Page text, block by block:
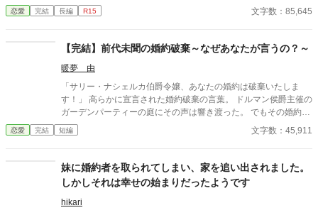
に服すことなく新しい母が連れて来られた。彼女の隣には不思議
なことに父によく似た女の子が立っていた。私とあまり変わらな
ぶようにと言われた。 そして、私が14歳の時、突然謎の病を発症
した。 母と同じ原因も治療法も不明の病。母と同じ症状が出始め
た時に、この病は遺伝だったのかもしれないと言われた。それは
私が社交界デビューするはずの年だった。 私は社交界デビューす
ることは叶わず、そのまま治療することになった。 たまに調子が
いい日もあるが、社交界に出席する予定の日には決まって体調を
でも最近はグレン様が会いに来ると約束してくれた日にも必ず体
レン様を姉が玄関で出迎え、2人で私の部屋に来て、挨拶だけし
て、2人でお茶をするからと消えていくようになった。 でもそれ
も私の体調のせい。私が体調さえ崩さなければ…… 今では月の半
恋愛 完結 長編 R15 文字数：85,645
【完結】前代未聞の婚約破棄～なぜあなたが言うの？～
暖夢 由
「サリー・ナシェルカ伯爵令嬢、あなたの婚約は破棄いたしま
す！」 高らかに宣言された婚約破棄の言葉。 ドルマン侯爵主催の
ガーデンパーティーの庭にその声は響き渡った。 でもその婚約破
棄、どうしてあなたが言うのですか？ 2021/7/18 HOTランキング
1位 ありがとうございます。 2021/7/20 総合ランキング1位 あ
恋愛 完結 短編 文字数：45,911
妹に婚約者を取られてしまい、家を追い出されました。
しかしそれは幸せの始まりだったようです
hikari